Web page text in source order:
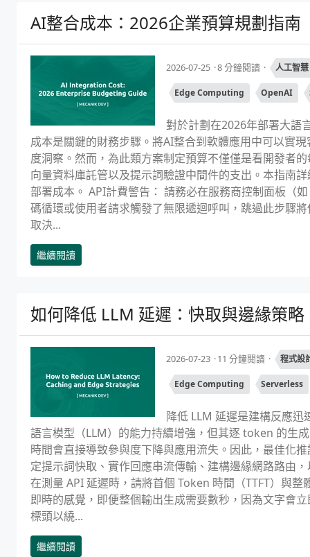
AI整合成本：2026企業預算規劃指南
2026-07-25 8 分鐘閱讀 人工智慧
Edge Computing OpenAI
對於計劃在2026年部署大語
成本是關鍵的財務步驟。將AI整合到軟體應用中可以實
度洞察。然而，為此類方案制定預算不僅僅是看開發者
向量資料庫託管以及提示詞驗證中間件的支出。本指南
部署成本。 API計費警告： 請務必在服務商控制面板（
碼循環或使用者請求觸發了無限遞迴呼叫，跳過此步驟
取決...
繼續閱讀
如何降低 LLM 延遲：快取與邊緣策略
2026-07-23 11 分鐘閱讀 程式設
Edge Computing Serverless
降低 LLM 延遲是建構反應
語言模型（LLM）的能力持續增強，但其逐 token 的生
時間會直接導致參與度下降與應用流失。因此，最佳化
定提示詞快取、實作回應串流傳輸、建構邊緣網路路由
在測量 API 延遲時，請將首個 Token 時間（TTFT）與
即時的感覺，即便整個輸出生成需要數秒，因為文字會
標頭以繞...
繼續閱讀